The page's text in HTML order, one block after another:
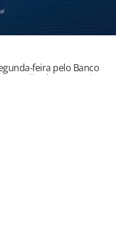
feira pelo Banco
realizada com mais